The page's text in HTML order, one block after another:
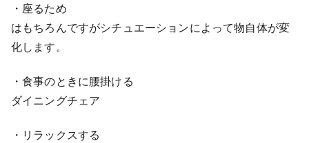
・座るため
はもちろんですがシチュエーションによって物自体が変
化します。
・食事のときに腰掛ける
ダイニングチェア
・リラックスする